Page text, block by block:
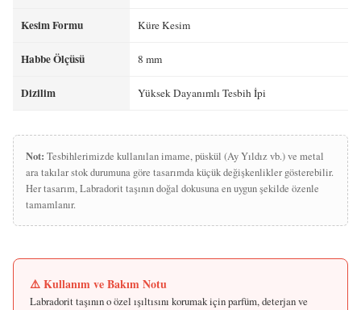
Kesim Formu Küre Kesim
Habbe Ölçüsü 8 mm
Dizilim Yüksek Dayanımlı Tesbih İpi
Not: Tesbihlerimizde kullanılan imame, püskül (Ay Yıldız vb.) ve metal
ara takılar stok durumuna göre tasarımda küçük değişkenlikler gösterebilir.
Her tasarım, Labradorit taşının doğal dokusuna en uygun şekilde özenle
tamamlanır.
⚠️ Kullanım ve Bakım Notu
Labradorit taşının o özel ışıltısını korumak için parfüm, deterjan ve